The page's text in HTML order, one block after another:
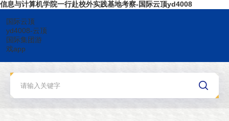
信息与计算机学院一行赴校外实践基地考察-国际云顶yd4008
国际云顶
yd4008-云顶
国际集团游
戏app